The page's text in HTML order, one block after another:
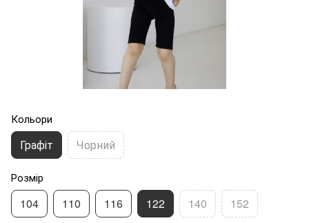
Кольори
Графіт Чорний
Розмір
104 110 116 122 140 152